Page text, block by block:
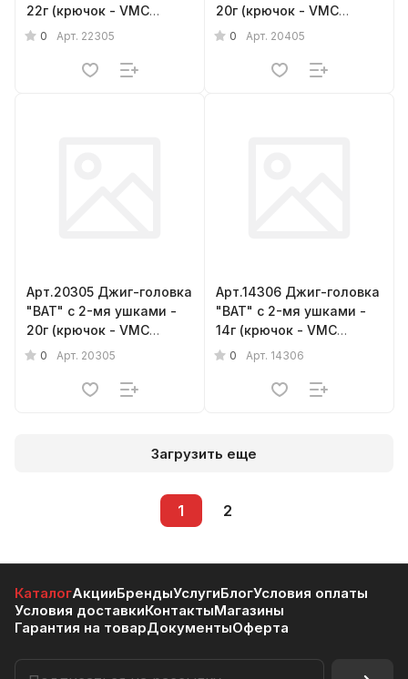
22г (крючок - VMC
barbarian № 3/0) { 5шт.}
0 Арт. 22305
20г (крючок - VMC
barbarian № 4/0) { 5шт.}
0 Арт. 20405
Арт.20305 Джиг-головка
"BAT" с 2-мя ушками -
20г (крючок - VMC
barbarian № 3/0) { 5шт.}
0 Арт. 20305
Арт.14306 Джиг-головка
"BAT" с 2-мя ушками -
14г (крючок - VMC
barbarian № 3/0) { 6шт.}
0 Арт. 14306
Загрузить еще
1 2
КаталогАкцииБрендыУслугиБлогУсловия оплаты
Условия доставкиКонтактыМагазины
Гарантия на товарДокументыОферта